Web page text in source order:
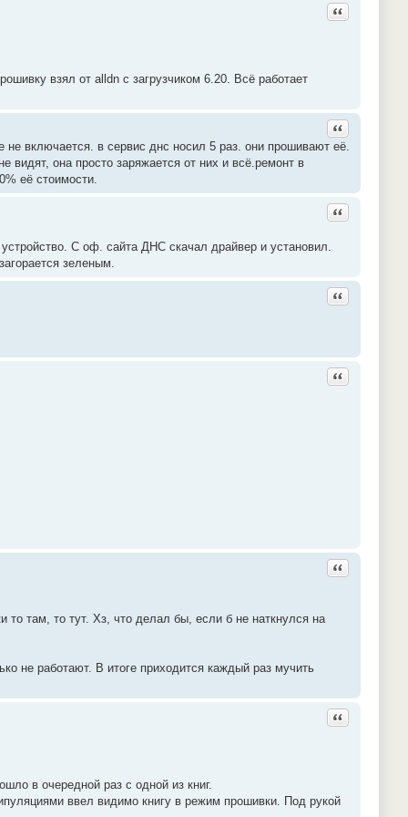
Ответить с
взял от alldn с загрузчиком 6.20. Всё работает
Ответить с
включается. в сервис днс носил 5 раз. они прошивают её.
она просто заряжается от них и всё.ремонт в
её стоимости.
Ответить с
С оф. сайта ДНС скачал драйвер и установил.
зеленым.
Ответить с
Ответить с
Ответить с
то там, то тут. Хз, что делал бы, если б не наткнулся на
не работают. В итоге приходится каждый раз мучить
Ответить с
в очередной раз с одной из книг.
ввел видимо книгу в режим прошивки. Под рукой